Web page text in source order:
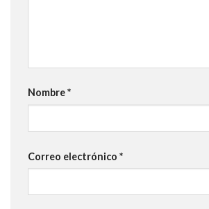
Nombre*
Correo electrónico *